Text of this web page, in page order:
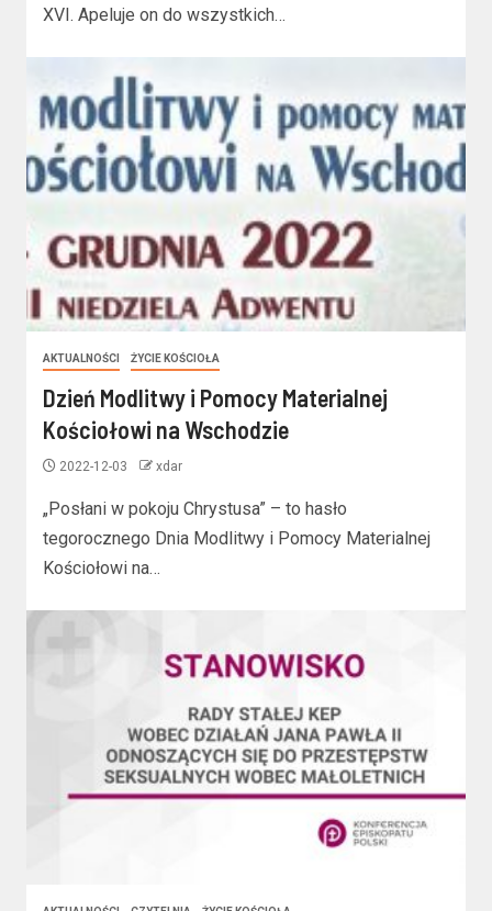
XVI. Apeluje on do wszystkich…
AKTUALNOŚCI ŻYCIE KOŚCIOŁA
Dzień Modlitwy i Pomocy Materialnej
Kościołowi na Wschodzie
2022-12-03 xdar
„Posłani w pokoju Chrystusa” – to hasło
tegorocznego Dnia Modlitwy i Pomocy Materialnej
Kościołowi na…